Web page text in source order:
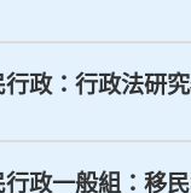
政：行政法研
政一般組：移